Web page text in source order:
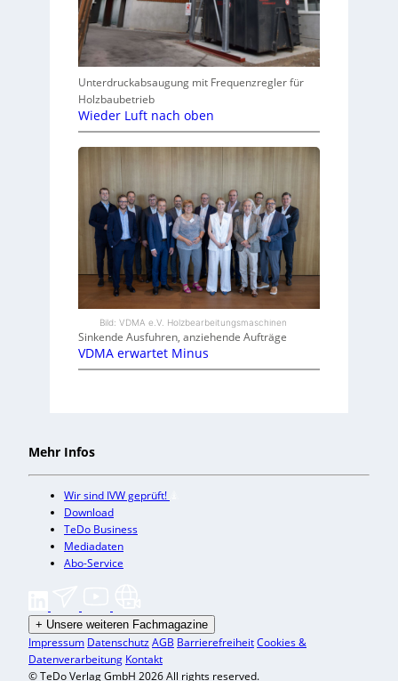
Unterdruckabsaugung mit Frequenzregler für
Holzbaubetrieb
Wieder Luft nach oben
Bild: VDMA e.V. Holzbearbeitungsmaschinen
Sinkende Ausfuhren, anziehende Aufträge
VDMA erwartet Minus
Mehr Infos
Wir sind IVW geprüft!
Download
TeDo Business
Mediadaten
Abo-Service
+ Unsere weiteren Fachmagazine
Impressum DatenschutzAGB BarrierefreiheitCookies &
Datenverarbeitung Kontakt
© TeDo Verlag GmbH 2026 All rights reserved.